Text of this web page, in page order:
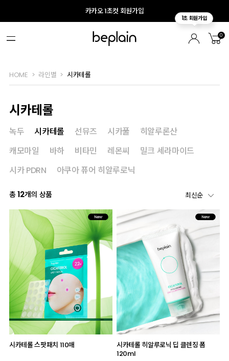
카카오 1초컷 회원가입
0
HOME 라인별 시카테롤
시카테롤
녹두 시카테롤 선뮤즈 시카풀
히알루론산
캐모마일
바하 비타민 레몬씨
밀크 세라마이드
시카 PDRN
아쿠아 퓨어 히알루로닉
총12개의 상품
시카테롤 스팟패치 110매
시카테롤 히알루로닉 딥 클렌징 폼
120ml